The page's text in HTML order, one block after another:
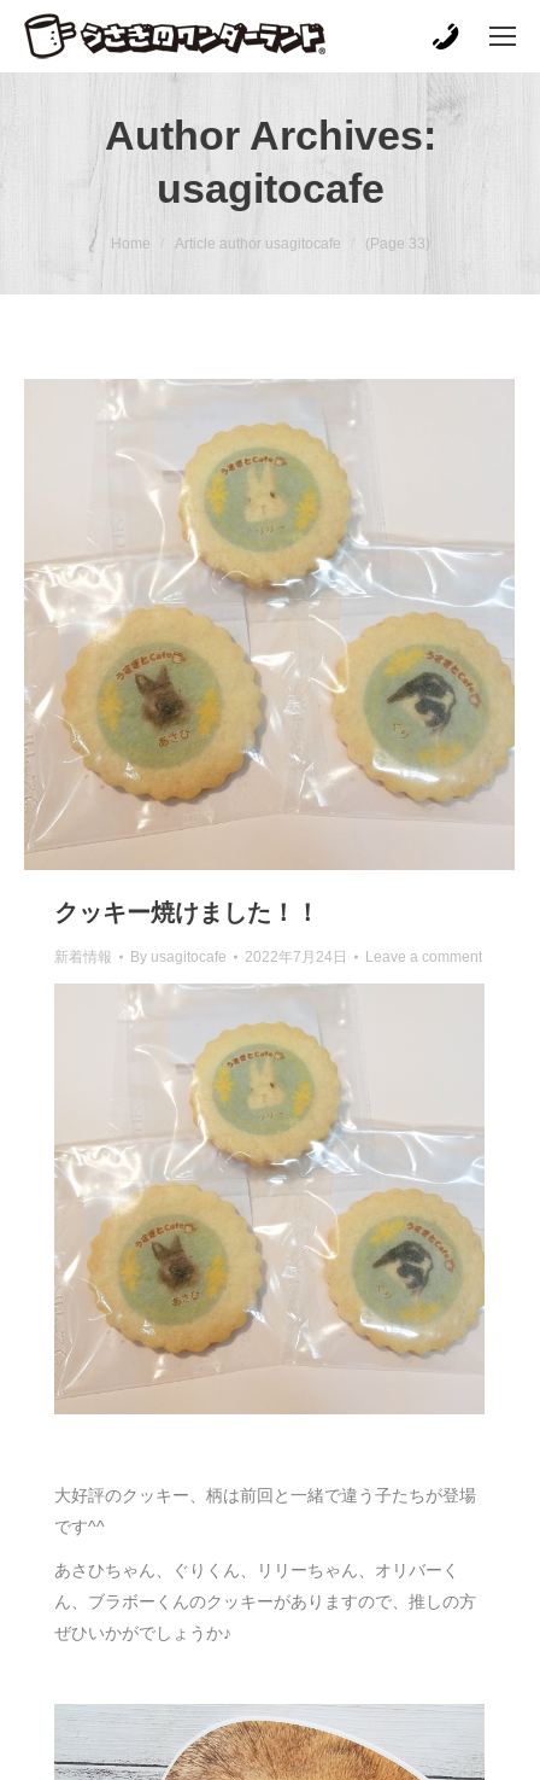
Author Archives:
usagitocafe
You are here:Home Article author usagitocafe (Page 33)
クッキー焼けました！！
新着情報 By usagitocafe 2022年7月24日 Leave a comment
大好評のクッキー、柄は前回と一緒で違う子たちが登場
です^^
あさひちゃん、ぐりくん、リリーちゃん、オリバーく
ん、ブラボーくんのクッキーがありますので、推しの方
ぜひいかがでしょうか♪